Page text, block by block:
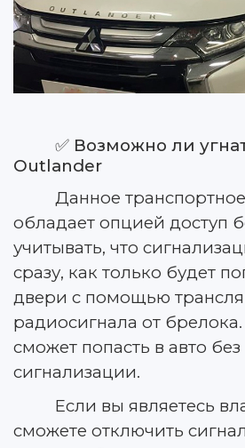
✅ Возможно ли
Outlander
Данное
обладает опцией доступ
учитывать, что
сразу, как только будет
двери с помощью
радиосигнала от
сможет попасть в авто без
сигнализации.
Если вы являетесь
сможете отключить